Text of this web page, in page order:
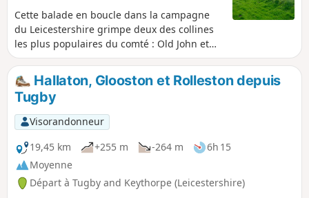
Cette balade en boucle dans la campagne
du Leicestershire grimpe deux des collines
les plus populaires du comté : Old John et
Beacon Hill. En plus, l'itinéraire comprend la
visite du prieuré d'Ulverscroft et du joli
village de Newtown Linford.
Hallaton, Glooston et Rolleston depuis
Tugby
Visorandonneur
19,45 km
+255 m -264 m
6h 15
Moyenne
Départ à Tugby and Keythorpe (Leicestershire)